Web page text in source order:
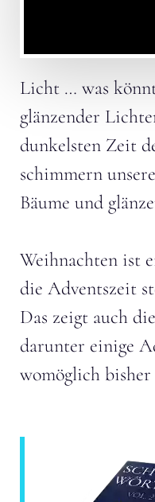
Licht … was
glänzender
dunkelsten Zeit
schimmern
Bäume und
Weihnachten ist
die Adventszeit
Das zeigt auch
darunter einige
womöglich